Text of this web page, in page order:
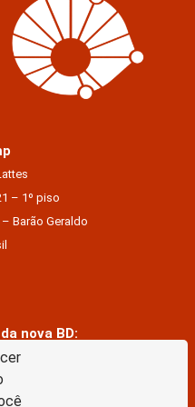
– 1º piso
Barão Geraldo
nova BD: